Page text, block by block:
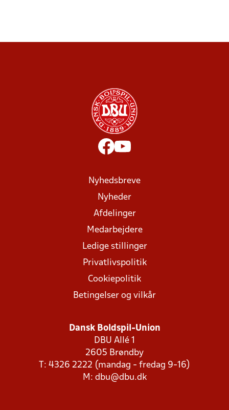
Nyhedsbreve
Nyheder
Afdelinger
Medarbejdere
Ledige stillinger
Privatlivspolitik
Cookiepolitik
Betingelser og vilkår
Dansk Boldspil-Union
DBU Allé 1
2605 Brøndby
T: 4326 2222 (mandag - fredag 9-16)
M: dbu@dbu.dk